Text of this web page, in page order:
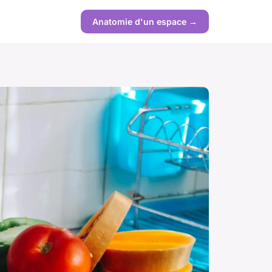
Anatomie d'un espace →